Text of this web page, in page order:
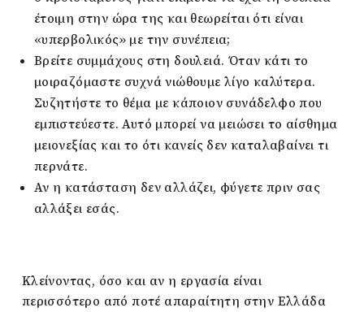
έτοιμη στην ώρα της και θεωρείται ότι είναι
«υπερβολικός» με την συνέπεια;
Βρείτε συμμάχους στη δουλειά. Όταν κάτι το
μοιραζόμαστε συχνά νιώθουμε λίγο καλύτερα.
Συζητήστε το θέμα με κάποιον συνάδελφο που
εμπιστεύεστε. Αυτό μπορεί να μειώσει το αίσθημα
μειονεξίας και το ότι κανείς δεν καταλαβαίνει τι
περνάτε.
Αν η κατάσταση δεν αλλάζει, φύγετε πριν σας
αλλάξει εσάς.
Κλείνοντας, όσο και αν η εργασία είναι
περισσότερο από ποτέ απαραίτητη στην Ελλάδα